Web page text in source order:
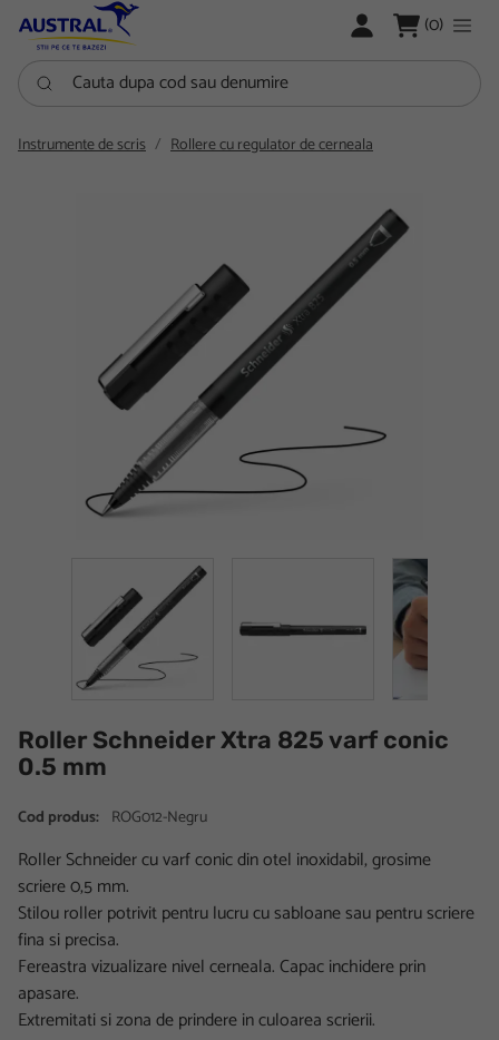
LOGARE (0)
Cauta dupa cod sau denumire
Instrumente de scris Rollere cu regulator de cerneala
Roller Schneider Xtra 825 varf conic
0.5 mm
Cod produs: ROG012-Negru
Roller Schneider cu varf conic din otel inoxidabil, grosime
scriere 0,5 mm.
Stilou roller potrivit pentru lucru cu sabloane sau pentru scriere
fina si precisa.
Fereastra vizualizare nivel cerneala. Capac inchidere prin
apasare.
Extremitati si zona de prindere in culoarea scrierii.